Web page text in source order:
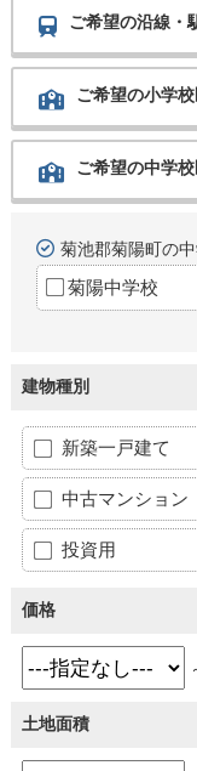
ご希望の沿線・
ご希望の小学
ご希望の中学
菊池郡菊陽町の
菊陽中学校
建物種別
新築一戸建て
中古マンション
投資用
価格
土地面積